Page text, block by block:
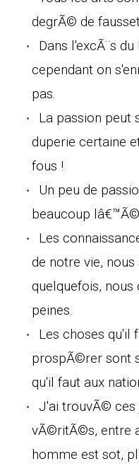
degrÃ© de
Dans l'excÃ¨s
cependant on
pas.
La passion peut
duperie certaine
fous !
Un peu de
beaucoup
Les
de notre vie,
quelquefois, nous
peines.
Les choses qu'il
prospÃ©rer sont
qu'il faut aux
J'ai trouvÃ© ces
vÃ©ritÃ©s, entre
homme est sot,